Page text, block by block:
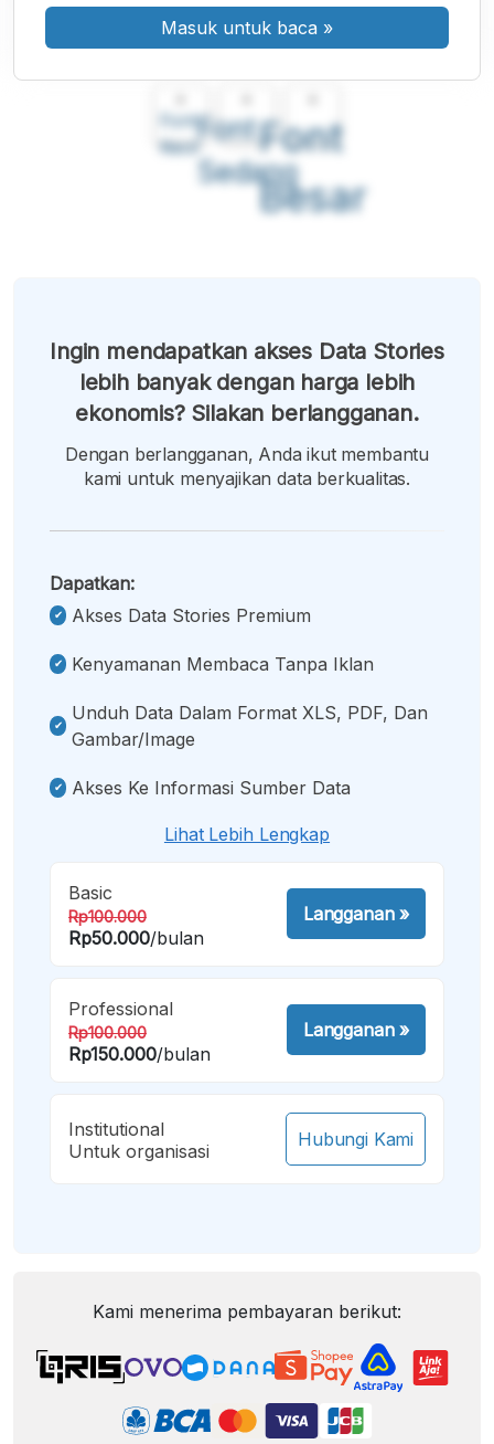
Font
Kecil
Font
Sedang
Font
Besar
Masuk untuk baca »
Ingin mendapatkan akses Data Stories
lebih banyak dengan harga lebih
ekonomis? Silakan berlangganan.
Dengan berlangganan, Anda ikut membantu
kami untuk menyajikan data berkualitas.
Dapatkan:
Akses Data Stories Premium
Kenyamanan Membaca Tanpa Iklan
Unduh Data Dalam Format XLS, PDF, Dan
Gambar/image
Akses Ke Informasi Sumber Data
Lihat Lebih Lengkap
Basic
Rp100.000
Rp50.000/bulan
Langganan»
Professional
Rp100.000
Rp150.000/bulan
Langganan»
Institutional
Untuk organisasi
Hubungi Kami
Kami menerima pembayaran berikut: